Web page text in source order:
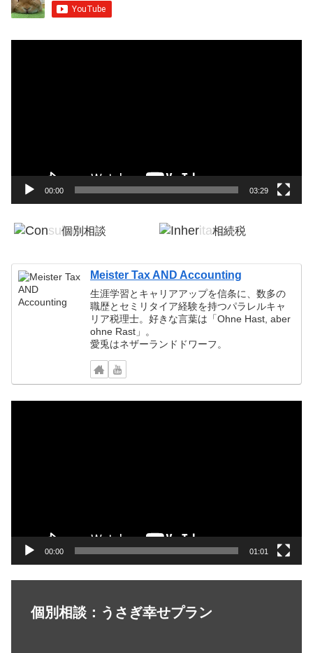
00:00 03:29
個別相談
相続税
Meister Tax AND Accounting
生涯学習とキャリアアップを信条に、数多の
職歴とセミリタイア経験を持つパラレルキャ
リア税理士。好きな言葉は「Ohne Hast, aber
ohne Rast」。
愛兎はネザーランドドワーフ。
00:00 01:01
個別相談：うさぎ幸せプラン